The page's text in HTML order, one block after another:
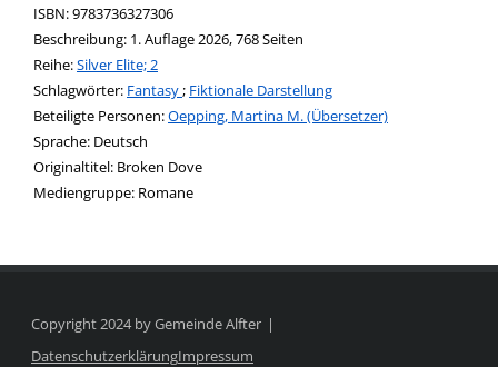
ISBN:9783736327306
Beschreibung: 1. Auflage 2026, 768 Seiten
Reihe:Silver Elite; 2
Schlagwörter: Fantasy; Fiktionale Darstellung
Beteiligte Personen:Suche nach dieser Beteiligten Person
Oepping, Martina M. (Übersetzer)
Sprache: Deutsch
Originaltitel: Broken Dove
Mediengruppe: Romane
Copyright 2024 by Gemeinde Alfter
DatenschutzerklärungImpressum